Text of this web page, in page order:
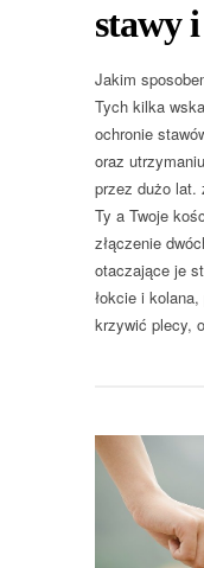
stawy
Jakim
Tych kilka
ochronie
oraz
przez dużo lat.
Ty a Twoje
złączenie
otaczające je
łokcie i
krzywić plecy,